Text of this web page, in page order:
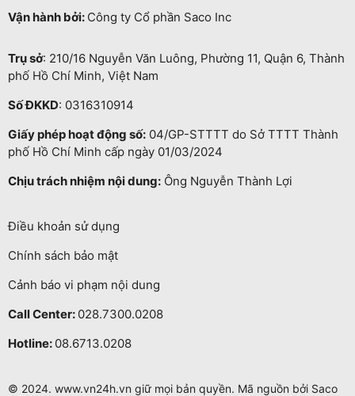
Vận hành bởi: Công ty Cổ phần Saco Inc
Trụ sở: 210/16 Nguyễn Văn Luông, Phường 11, Quận 6, Thành
phố Hồ Chí Minh, Việt Nam
Số ĐKKD: 0316310914
Giấy phép hoạt động số: 04/GP-STTTT do Sở TTTT Thành
phố Hồ Chí Minh cấp ngày 01/03/2024
Chịu trách nhiệm nội dung: Ông Nguyễn Thành Lợi
Điều khoản sử dụng
Chính sách bảo mật
Cảnh báo vi phạm nội dung
Call Center: 028.7300.0208
Hotline: 08.6713.0208
© 2024. www.vn24h.vn giữ mọi bản quyền. Mã nguồn bởi Saco